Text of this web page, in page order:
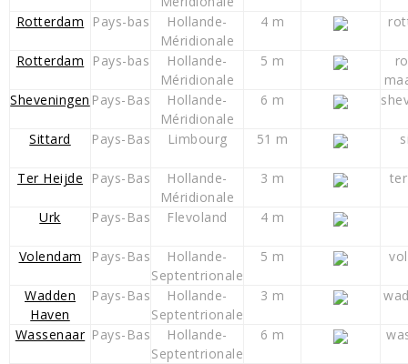
Rotterdam Pays-bas
Hollande-
Méridionale
4 m
Rotterdam Pays-bas
Hollande-
Méridionale
5 m
Sheveningen Pays-Bas
Hollande-
Méridionale
6 m
Sittard Pays-Bas Limbourg 51 m
Ter Heijde Pays-Bas
Hollande-
Méridionale
3 m
Urk Pays-Bas Flevoland 4 m
Volendam Pays-Bas
Hollande-
Septentrionale
5 m
Wadden
Haven
Pays-Bas
Hollande-
Septentrionale
3 m
Wassenaar Pays-Bas
Hollande-
Septentrionale
6 m